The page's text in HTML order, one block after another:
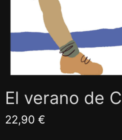
El verano de
22,90 €